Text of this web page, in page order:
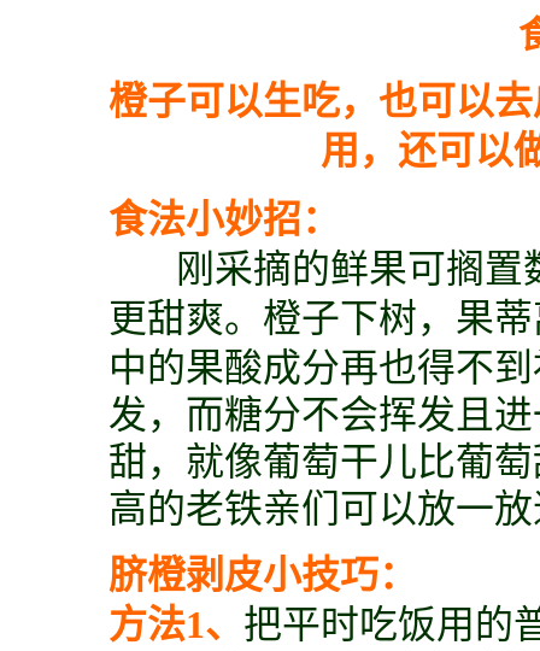
橙子可以生吃，也可以
用，还可以
食法小妙招：
刚采摘的鲜果可搁置
更甜爽。 橙子下树，果
中的果酸成分再也得不
发，而糖分不会挥发且
甜，就像葡萄干儿比葡
高的老铁亲们可以放一
脐橙剥皮小技巧：
方法1、 把平时吃饭用的